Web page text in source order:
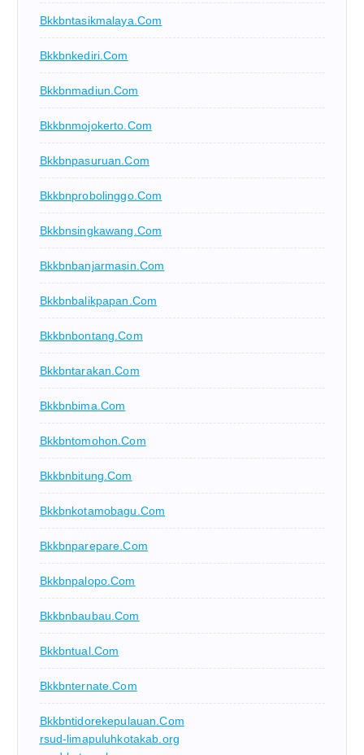
Bkkbntasikmalaya.com
Bkkbnkediri.com
Bkkbnmadiun.com
Bkkbnmojokerto.com
Bkkbnpasuruan.com
Bkkbnprobolinggo.com
Bkkbnsingkawang.com
Bkkbnbanjarmasin.com
Bkkbnbalikpapan.com
Bkkbnbontang.com
Bkkbntarakan.com
Bkkbnbima.com
Bkkbntomohon.com
Bkkbnbitung.com
Bkkbnkotamobagu.com
Bkkbnparepare.com
Bkkbnpalopo.com
Bkkbnbaubau.com
Bkkbntual.com
Bkkbnternate.com
Bkkbntidorekepulauan.com
rsud-limapuluhkotakab.org